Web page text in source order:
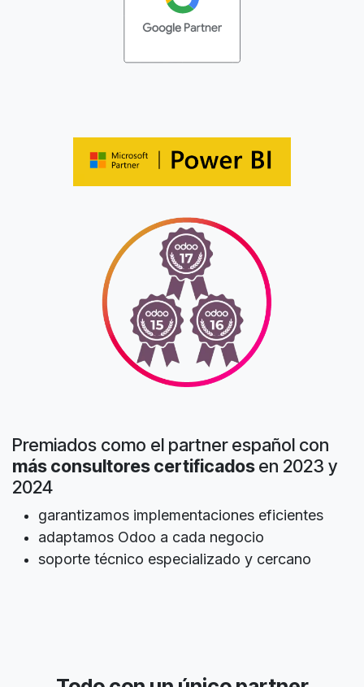
Premiados como el partner español con
más consultores certificadosen 2023 y
2024
garantizamos implementaciones eficientes
adaptamos Odoo a cada negocio
soporte técnico especializado y cercano